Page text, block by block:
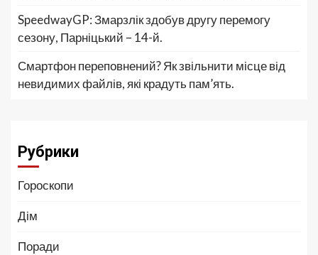
SpeedwayGP: Змарзлік здобув другу перемогу
сезону, Парніцький – 14-й.
Смартфон переповнений? Як звільнити місце від
невидимих файлів, які крадуть пам’ять.
Рубрики
Гороскопи
Дім
Поради